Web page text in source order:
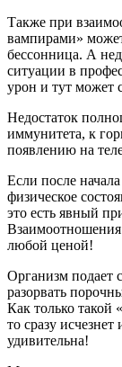
Также при
вампирами»
бессонница. А
ситуации в
урон и тут может
Недостаток
иммунитета, к
появлению на
Если после
физическое
это есть явный
любой ценой!
Организм подает
разорвать
Как только такой
то сразу
удивительна!